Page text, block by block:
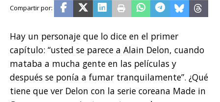
Hay un personaje que lo dice en el primer
capítulo: “usted se parece a Alain Delon, cuando
mataba a mucha gente en las películas y
después se ponía a fumar tranquilamente”. ¿Qué
tiene que ver Delon con la serie coreana Made in